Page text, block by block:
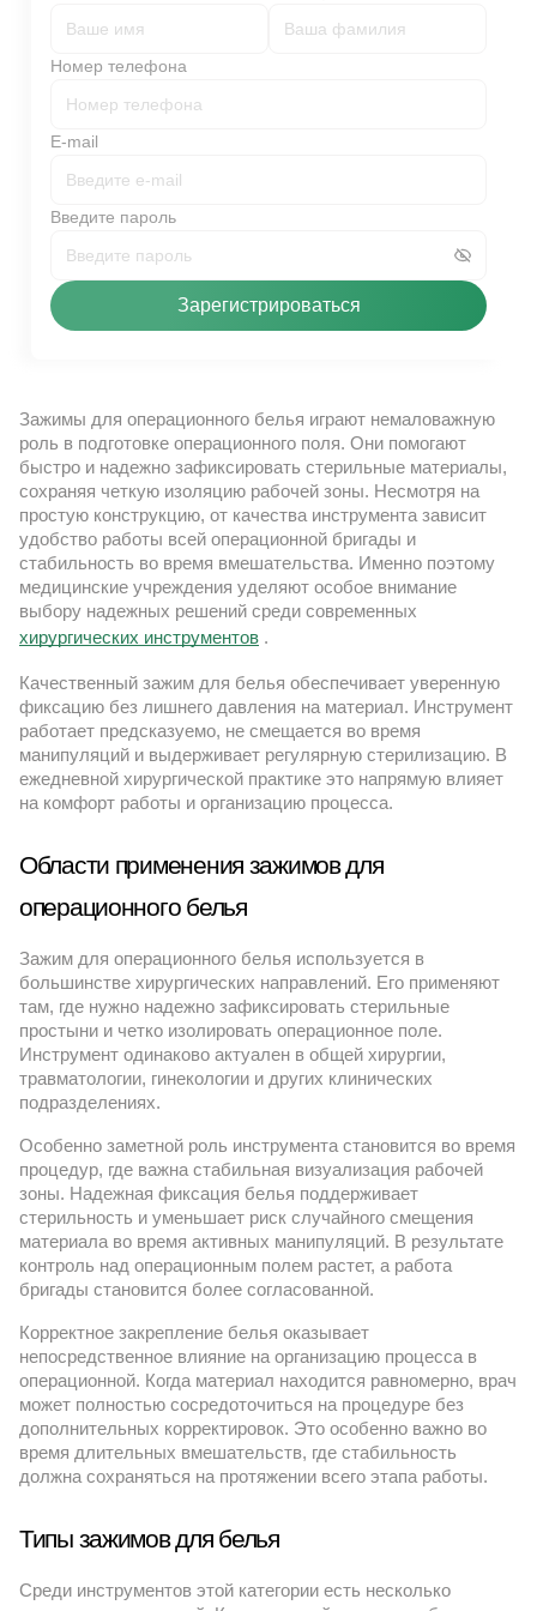
Номер телефона
E-mail
Введите пароль
Зарегистрироваться
Зажимы для операционного белья играют немаловажную
роль в подготовке операционного поля. Они помогают
быстро и надежно зафиксировать стерильные материалы,
сохраняя четкую изоляцию рабочей зоны. Несмотря на
простую конструкцию, от качества инструмента зависит
удобство работы всей операционной бригады и
стабильность во время вмешательства. Именно поэтому
медицинские учреждения уделяют особое внимание
выбору надежных решений среди современных
хирургических инструментов .
Качественный зажим для белья обеспечивает уверенную
фиксацию без лишнего давления на материал. Инструмент
работает предсказуемо, не смещается во время
манипуляций и выдерживает регулярную стерилизацию. В
ежедневной хирургической практике это напрямую влияет
на комфорт работы и организацию процесса.
Области применения зажимов для
операционного белья
Зажим для операционного белья используется в
большинстве хирургических направлений. Его применяют
там, где нужно надежно зафиксировать стерильные
простыни и четко изолировать операционное поле.
Инструмент одинаково актуален в общей хирургии,
травматологии, гинекологии и других клинических
подразделениях.
Особенно заметной роль инструмента становится во время
процедур, где важна стабильная визуализация рабочей
зоны. Надежная фиксация белья поддерживает
стерильность и уменьшает риск случайного смещения
материала во время активных манипуляций. В результате
контроль над операционным полем растет, а работа
бригады становится более согласованной.
Корректное закрепление белья оказывает
непосредственное влияние на организацию процесса в
операционной. Когда материал находится равномерно, врач
может полностью сосредоточиться на процедуре без
дополнительных корректировок. Это особенно важно во
время длительных вмешательств, где стабильность
должна сохраняться на протяжении всего этапа работы.
Типы зажимов для белья
Среди инструментов этой категории есть несколько